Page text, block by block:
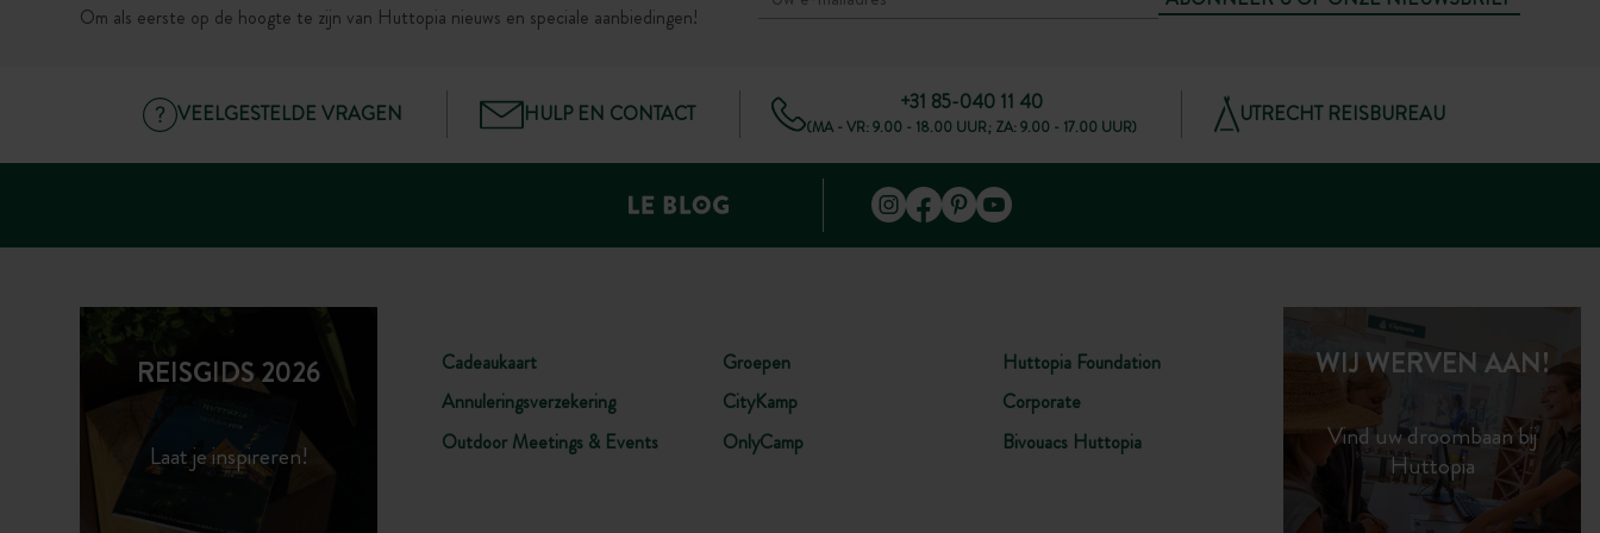
Om als eerste op de hoogte te zijn van Huttopia nieuws en speciale aanbiedingen!
VEELGESTELDE VRAGEN HULP EN CONTACT +31 85-040 11 40
(MA - VR: 9.00 - 18.00 UUR; ZA: 9.00 - 17.00 UUR) UTRECHT REISBUREAU
REISGIDS 2026
Laat je inspireren!
Cadeaukaart
Annuleringsverzekering
Outdoor Meetings & Events
Groepen
CityKamp
OnlyCamp
Huttopia Foundation
Corporate
Bivouacs Huttopia
WIJ WERVEN AAN!
Vind uw droombaan bij
Huttopia